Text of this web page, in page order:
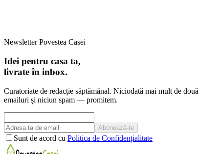
Newsletter Povestea Casei
Idei pentru casa ta,
livrate în inbox.
Curatoriate de redacție săptămânal. Niciodată mai mult de două
emailuri și niciun spam — promitem.
Abonează-te
Sunt de acord cu Politica de Confidențialitate